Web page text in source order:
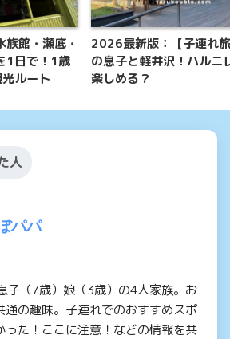
族館・瀬底・
1日で！1歳
ルート
2026最新版：【子連れ
の息子と軽井沢！ハルニ
楽しめる？
人
パパ
子（7歳）娘（3歳）の4人家族。お
通の趣味。子連れでのおすすめスポ
った！ここに注意！などの情報を共